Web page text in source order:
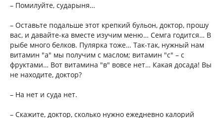
– Помилуйте, сударыня…
– Оставьте подальше этот крепкий бульон, доктор, прошу
вас, и давайте-ка вместе изучим меню… Семга годится… В
рыбе много белков. Пулярка тоже… Так-так, нужный нам
витамин "а" мы получим с маслом; витамин "с" – с
фруктами… Вот витамина "в" вовсе нет… Какая досада! Вы
не находите, доктор?
– На нет и суда нет.
– Скажите, доктор, сколько нужно ежедневно калорий